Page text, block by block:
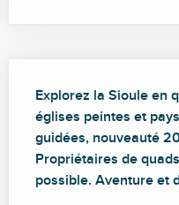
Explorez la Sioule en
églises peintes et
guidées, nouveauté
Propriétaires de
possible. Aventure et